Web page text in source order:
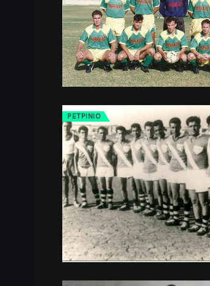
ΡΕΤΡINIO